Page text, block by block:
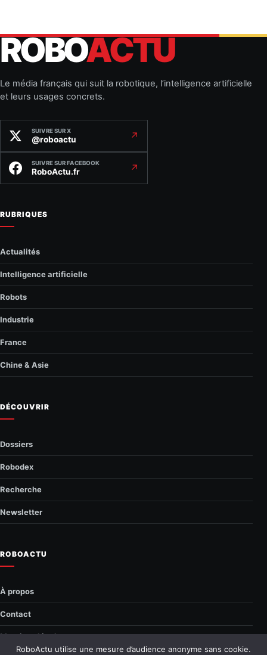
ROBOACTU
Le média français qui suit la robotique, l’intelligence artificielle
et leurs usages concrets.
SUIVRE SUR X
@roboactu ↗
SUIVRE SUR FACEBOOK
RoboActu.fr ↗
RUBRIQUES
Actualités
Intelligence artificielle
Robots
Industrie
France
Chine & Asie
DÉCOUVRIR
Dossiers
Robodex
Recherche
Newsletter
ROBOACTU
À propos
Contact
Mentions légales
RoboActu utilise une mesure d’audience anonyme sans cookie.